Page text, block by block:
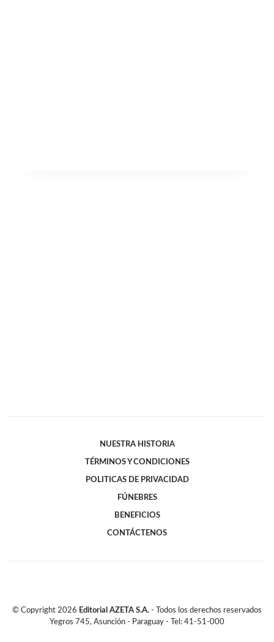
NUESTRA HISTORIA
TÉRMINOS Y CONDICIONES
POLITICAS DE PRIVACIDAD
FÚNEBRES
BENEFICIOS
CONTÁCTENOS
© Copyright 2026 Editorial AZETA S.A. - Todos los derechos reservados
Yegros 745, Asunción - Paraguay - Tel: 41-51-000